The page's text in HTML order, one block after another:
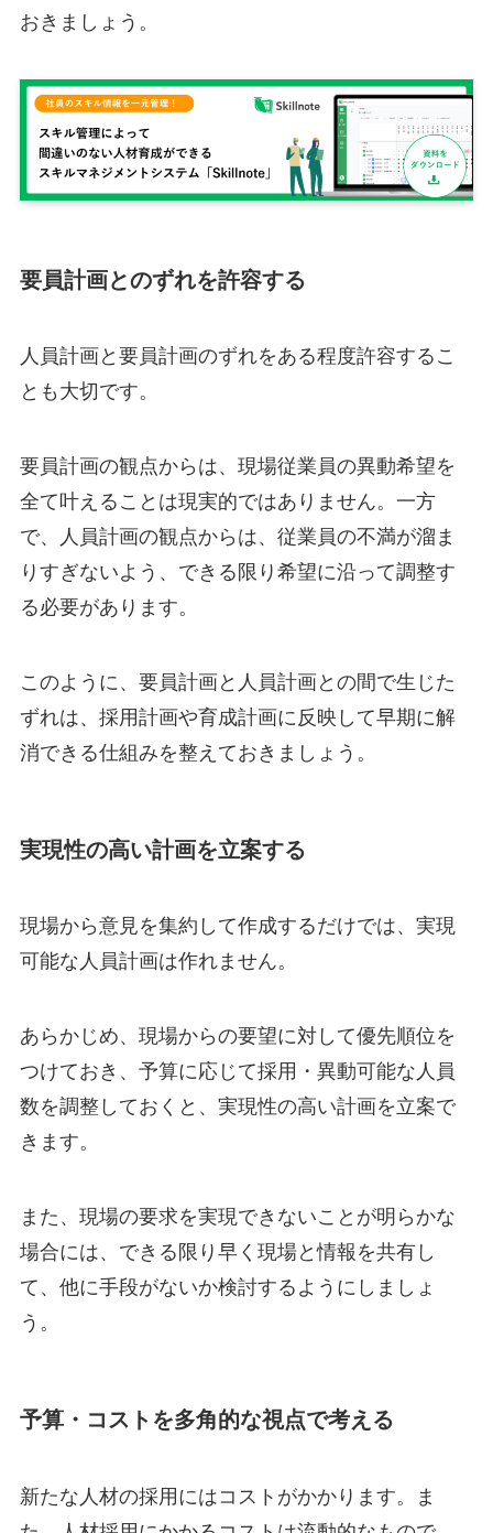
おきましょう。
要員計画とのずれを許容する
人員計画と要員計画のずれをある程度許容するこ
とも大切です。
要員計画の観点からは、現場従業員の異動希望を
全て叶えることは現実的ではありません。一方
で、人員計画の観点からは、従業員の不満が溜ま
りすぎないよう、できる限り希望に沿って調整す
る必要があります。
このように、要員計画と人員計画との間で生じた
ずれは、採用計画や育成計画に反映して早期に解
消できる仕組みを整えておきましょう。
実現性の高い計画を立案する
現場から意見を集約して作成するだけでは、実現
可能な人員計画は作れません。
あらかじめ、現場からの要望に対して優先順位を
つけておき、予算に応じて採用・異動可能な人員
数を調整しておくと、実現性の高い計画を立案で
きます。
また、現場の要求を実現できないことが明らかな
場合には、できる限り早く現場と情報を共有し
て、他に手段がないか検討するようにしましょ
う。
予算・コストを多角的な視点で考える
新たな人材の採用にはコストがかかります。ま